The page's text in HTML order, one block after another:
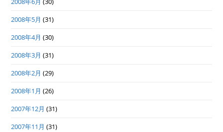
2008年5月 (31)
2008年4月 (30)
2008年3月 (31)
2008年2月 (29)
2008年1月 (26)
2007年12月 (31)
2007年11月 (31)